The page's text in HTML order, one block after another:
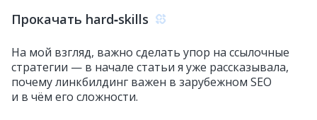
Прокачать hard‑skills
На мой взгляд, важно сделать упор на ссылочные
стратегии — в начале статьи я уже рассказывала,
почему линкбилдинг важен в зарубежном SEO
и в чём его сложности.